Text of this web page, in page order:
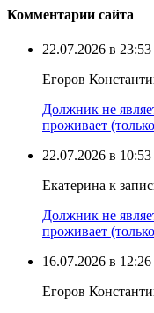
Комментарии сайта
22.07.2026 в 23:53
Егоров
Должник не
проживает
22.07.2026 в 10:53
Екатерина к
Должник не
проживает
16.07.2026 в 12:26
Егоров